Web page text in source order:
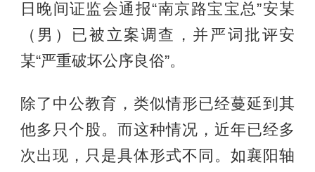
日晚间证监会通报“南京路宝宝总”安某
（男）已被立案调查，并严词批评安
某“严重破坏公序良俗”。
除了中公教育，类似情形已经蔓延到其
他多只个股。而这种情况，近年已经多
次出现，只是具体形式不同。如襄阳轴